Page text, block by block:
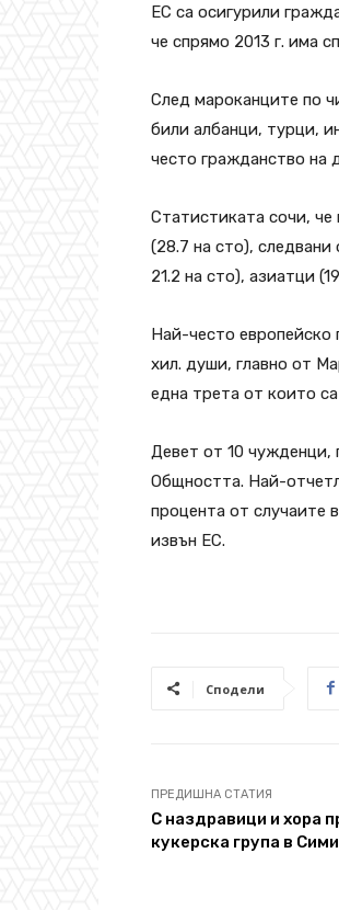
ЕС са осигурили
че спрямо 2013 г. има
След мароканците по
били албанци, турци,
често гражданство на
Статистиката сочи, че
(28.7 на сто),
21.2 на сто), азиатци
Най-често европейско
хил. души, главно от
една трета от които
Девет от 10 чужденци,
Общността. Най-
процента от случаите
извън ЕС.
Сподели
ПРЕДИШНА СТАТИЯ
С наздравици и хора
кукерска група в